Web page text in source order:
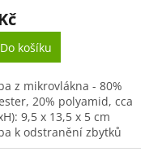
Do košíku
z mikrovlákna - 80%
20% polyamid, cca
9,5 x 13,5 x 5 cm
k odstranění zbytků
100% polyester, cca